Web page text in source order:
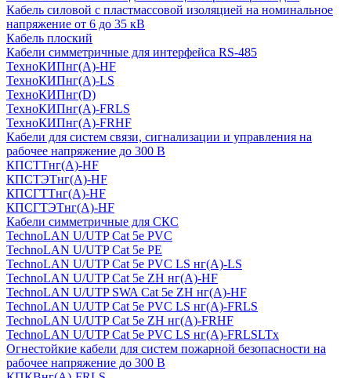
Кабель силовой с пластмассовой изоляцией на номинальное
напряжение от 6 до 35 кВ
Кабель плоский
Кабели симметричные для интерфейса RS-485
ТеxноКИПнг(A)-HF
ТеxноКИПнг(A)-LS
ТеxноКИПнг(D)
ТехноКИПнг(A)-FRLS
ТехноКИПнг(A)-FRHF
Кабели для систем связи, сигнализации и управления на
рабочее напряжение до 300 В
КПСТТнг(A)-HF
КПСТЭТнг(A)-HF
КПСГТТнг(A)-HF
КПСГТЭТнг(A)-HF
Кабели симметричные для СКС
TechnoLAN U/UTP Cat 5e PVC
TechnoLAN U/UTP Cat 5e PE
TechnoLAN U/UTP Cat 5e PVC LS нг(A)-LS
TechnoLAN U/UTP Cat 5e ZH нг(A)-HF
TechnoLAN U/UTP SWA Cat 5e ZH нг(A)-HF
TechnoLAN U/UTP Cat 5e PVC LS нг(A)-FRLS
TechnoLAN U/UTP Cat 5e ZH нг(A)-FRHF
TechnoLAN U/UTP Cat 5e PVC LS нг(A)-FRLSLTx
Огнестойкие кабели для систем пожарной безопасности на
рабочее напряжение до 300 В